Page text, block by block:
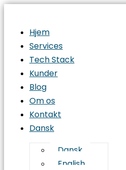
Hjem
Services
Tech Stack
Kunder
Blog
Om os
Kontakt
Dansk
Dansk
English